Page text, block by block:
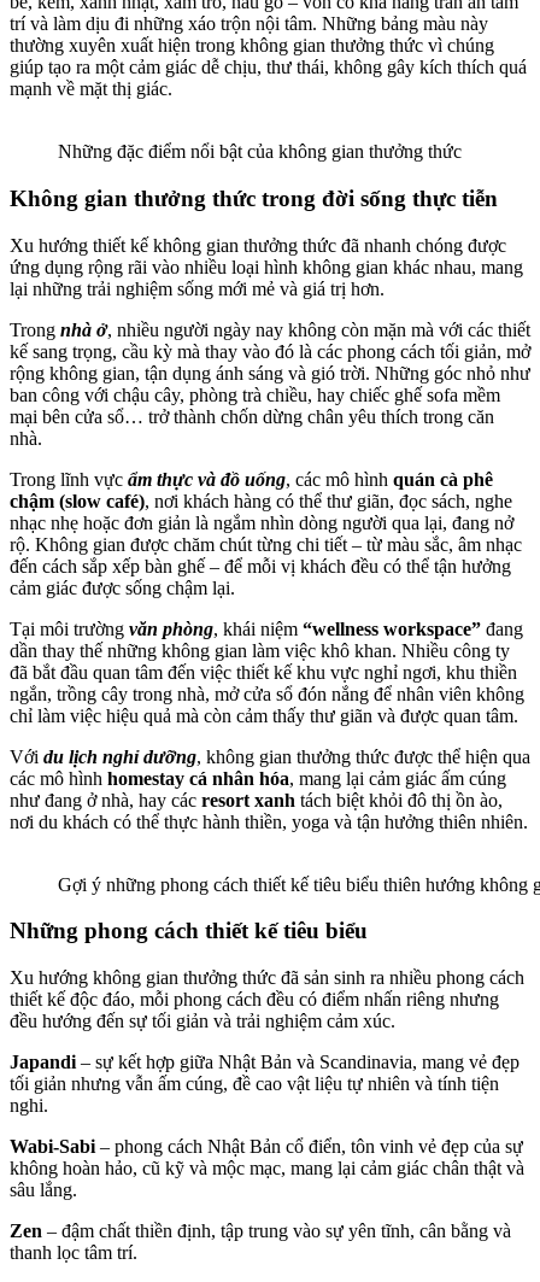
trí và làm dịu đi những xáo trộn nội tâm. Những bảng màu này
thường xuyên xuất hiện trong không gian thưởng thức vì chúng
giúp tạo ra một cảm giác dễ chịu, thư thái, không gây kích thích quá
mạnh về mặt thị giác.
Những đặc điểm nổi bật của không gian thưởng thức
Không gian thưởng thức trong đời sống thực tiễn
Xu hướng thiết kế không gian thưởng thức đã nhanh chóng được
ứng dụng rộng rãi vào nhiều loại hình không gian khác nhau, mang
lại những trải nghiệm sống mới mẻ và giá trị hơn.
Trong nhà ở, nhiều người ngày nay không còn mặn mà với các thiết
kế sang trọng, cầu kỳ mà thay vào đó là các phong cách tối giản, mở
rộng không gian, tận dụng ánh sáng và gió trời. Những góc nhỏ như
ban công với chậu cây, phòng trà chiều, hay chiếc ghế sofa mềm
mại bên cửa sổ… trở thành chốn dừng chân yêu thích trong căn
nhà.
Trong lĩnh vực ẩm thực và đồ uống, các mô hình quán cà phê
chậm (slow café), nơi khách hàng có thể thư giãn, đọc sách, nghe
nhạc nhẹ hoặc đơn giản là ngắm nhìn dòng người qua lại, đang nở
rộ. Không gian được chăm chút từng chi tiết – từ màu sắc, âm nhạc
đến cách sắp xếp bàn ghế – để mỗi vị khách đều có thể tận hưởng
cảm giác được sống chậm lại.
Tại môi trường văn phòng, khái niệm “wellness workspace” đang
dần thay thế những không gian làm việc khô khan. Nhiều công ty
đã bắt đầu quan tâm đến việc thiết kế khu vực nghỉ ngơi, khu thiền
ngắn, trồng cây trong nhà, mở cửa sổ đón nắng để nhân viên không
chỉ làm việc hiệu quả mà còn cảm thấy thư giãn và được quan tâm.
Với du lịch nghỉ dưỡng, không gian thưởng thức được thể hiện qua
các mô hình homestay cá nhân hóa, mang lại cảm giác ấm cúng
như đang ở nhà, hay các resort xanh tách biệt khỏi đô thị ồn ào,
nơi du khách có thể thực hành thiền, yoga và tận hưởng thiên nhiên.
Gợi ý những phong cách thiết kế tiêu biểu thiên hướng không
Những phong cách thiết kế tiêu biểu
Xu hướng không gian thưởng thức đã sản sinh ra nhiều phong cách
thiết kế độc đáo, mỗi phong cách đều có điểm nhấn riêng nhưng
đều hướng đến sự tối giản và trải nghiệm cảm xúc.
Japandi – sự kết hợp giữa Nhật Bản và Scandinavia, mang vẻ đẹp
tối giản nhưng vẫn ấm cúng, đề cao vật liệu tự nhiên và tính tiện
nghi.
Wabi-Sabi – phong cách Nhật Bản cổ điển, tôn vinh vẻ đẹp của sự
không hoàn hảo, cũ kỹ và mộc mạc, mang lại cảm giác chân thật và
sâu lắng.
Zen – đậm chất thiền định, tập trung vào sự yên tĩnh, cân bằng và
thanh lọc tâm trí.